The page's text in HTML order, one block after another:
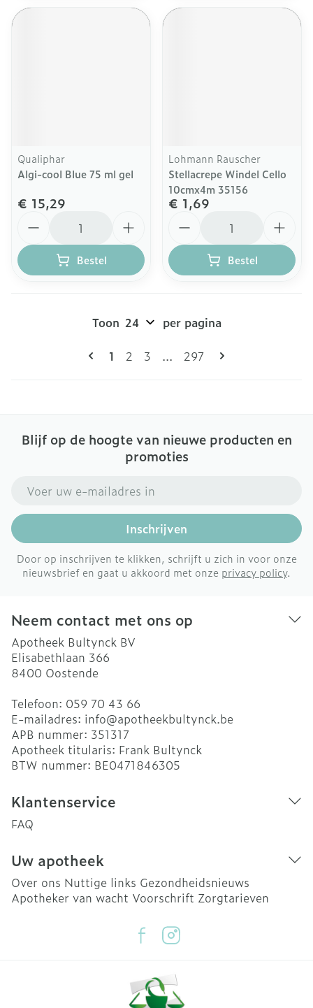
Qualiphar
Algi-cool Blue 75 ml gel
€ 15,29
Bestel
Lohmann Rauscher
Stellacrepe Windel Cello
10cmx4m 35156
€ 1,69
Bestel
Pagina's
U lees momenteel pagina
1 Pagina
2 Pagina
3 ... Pagina
297
Toon per pagina
Blijf op de hoogte van nieuwe producten en
promoties
Inschrijven
Door op inschrijven te klikken, schrijft u zich in voor onze
nieuwsbrief en gaat u akkoord met onze privacy policy.
Neem contact met ons op
Apotheek Bultynck BV
Elisabethlaan 366
8400 Oostende
Telefoon: 059 70 43 66
E-mailadres: info@apotheekbultynck.be
APB nummer: 351317
Apotheek titularis: Frank Bultynck
BTW nummer: BE0471846305
Klantenservice
FAQ
Uw apotheek
Over ons Nuttige links Gezondheidsnieuws
Apotheker van wacht Voorschrift Zorgtarieven